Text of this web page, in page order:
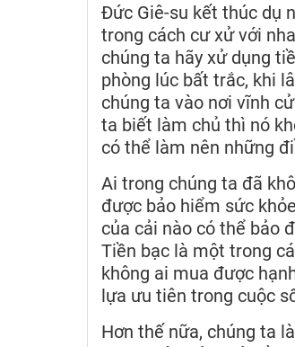
Đức Giê-su kết thúc dụ
trong cách cư xử với
chúng ta hãy xử dụng
phòng lúc bất trắc, khi
chúng ta vào nơi vĩnh
ta biết làm chủ thì nó
có thể làm nên những
Ai trong chúng ta đã
được bảo hiểm sức
của cải nào có thể bảo
Tiền bạc là một trong
không ai mua được
lựa ưu tiên trong cuộc
Hơn thế nữa, chúng ta